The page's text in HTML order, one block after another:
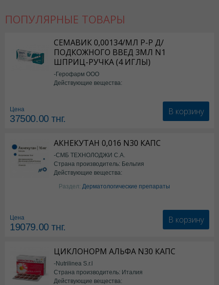
ПОПУЛЯРНЫЕ ТОВАРЫ
СЕМАВИК 0,00134/МЛ Р-Р Д/
ПОДКОЖНОГО ВВЕД 3МЛ N1
ШПРИЦ-РУЧКА (4 ИГЛЫ)
-Герофарм ООО
Действующие вещества:
Цена
37500.00тнг.
В корзину
АКНЕКУТАН 0,016 N30 КАПС
-СМБ ТЕХНОЛОДЖИ С.А.
Страна производитель: Бельгия
Действующие вещества:
Изотретиноин
Раздел: Дерматологические препараты
Цена
19079.00тнг.
В корзину
ЦИКЛОНОРМ АЛЬФА N30 КАПС
-Nutrilinea S.r.l
Страна производитель: Италия
Действующие вещества: